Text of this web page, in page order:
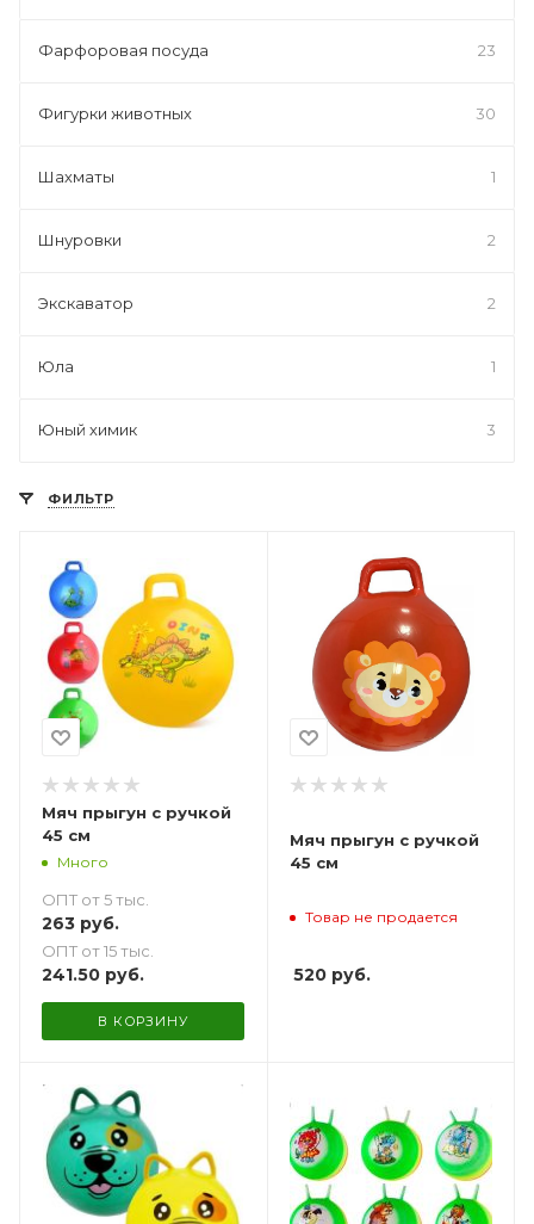
Фарфоровая посуда 23
Фигурки животных 30
Шахматы 1
Шнуровки 2
Экскаватор 2
Юла 1
Юный химик 3
ФИЛЬТР
Мяч прыгун с ручкой
45 см
Много
ОПТ от 5 тыс.
263 руб.
ОПТ от 15 тыс.
241.50 руб.
В КОРЗИНУ
Мяч прыгун с ручкой
45 см
Товар не продается
520руб.